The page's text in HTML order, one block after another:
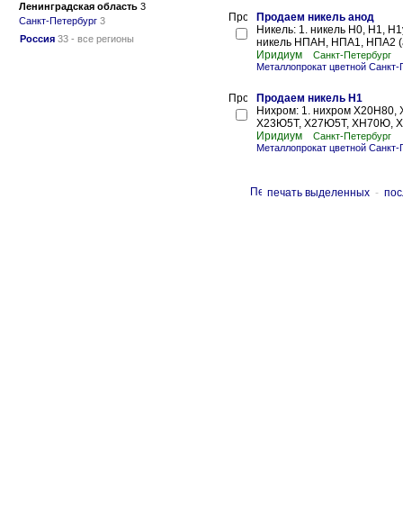
Ленинградская область 3
Санкт-Петербург 3
Россия 33 - все регионы
Продаем никель анод
Никель: 1. никель Н0, Н1,
никель НПАН, НПА1, НПА2
Иридиум
Санкт-Петербург
Металлопрокат цветной Санкт-
Продаем никель Н1
Нихром: 1. нихром Х20Н80,
Х23Ю5Т, Х27Ю5Т, ХН70Ю,
Иридиум
Санкт-Петербург
Металлопрокат цветной Санкт-
печать выделенных -